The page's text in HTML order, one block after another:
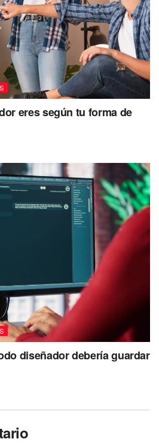
eres según tu forma de
diseñador debería guardar